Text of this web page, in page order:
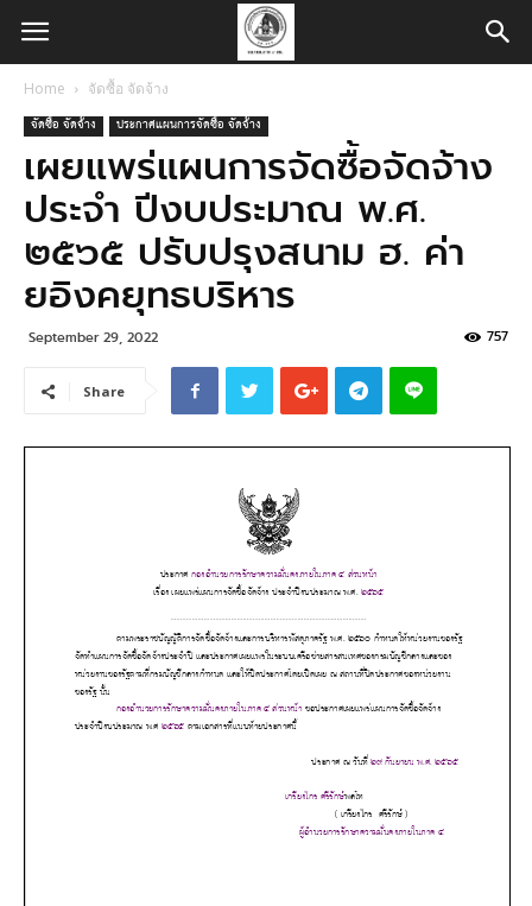
Home จัดซื้อ จัดจ้าง
จัดซื้อ จัดจ้าง ประกาศแผนการจัดซื้อ จัดจ้าง
เผยแพร่แผนการจัดซื้อจัดจ้าง
ประจำ ปีงบประมาณ พ.ศ.
๒๕๖๕ ปรับปรุงสนาม ฮ. ค่า
ยอิงคยุทธบริหาร
September 29, 2022 757
Share